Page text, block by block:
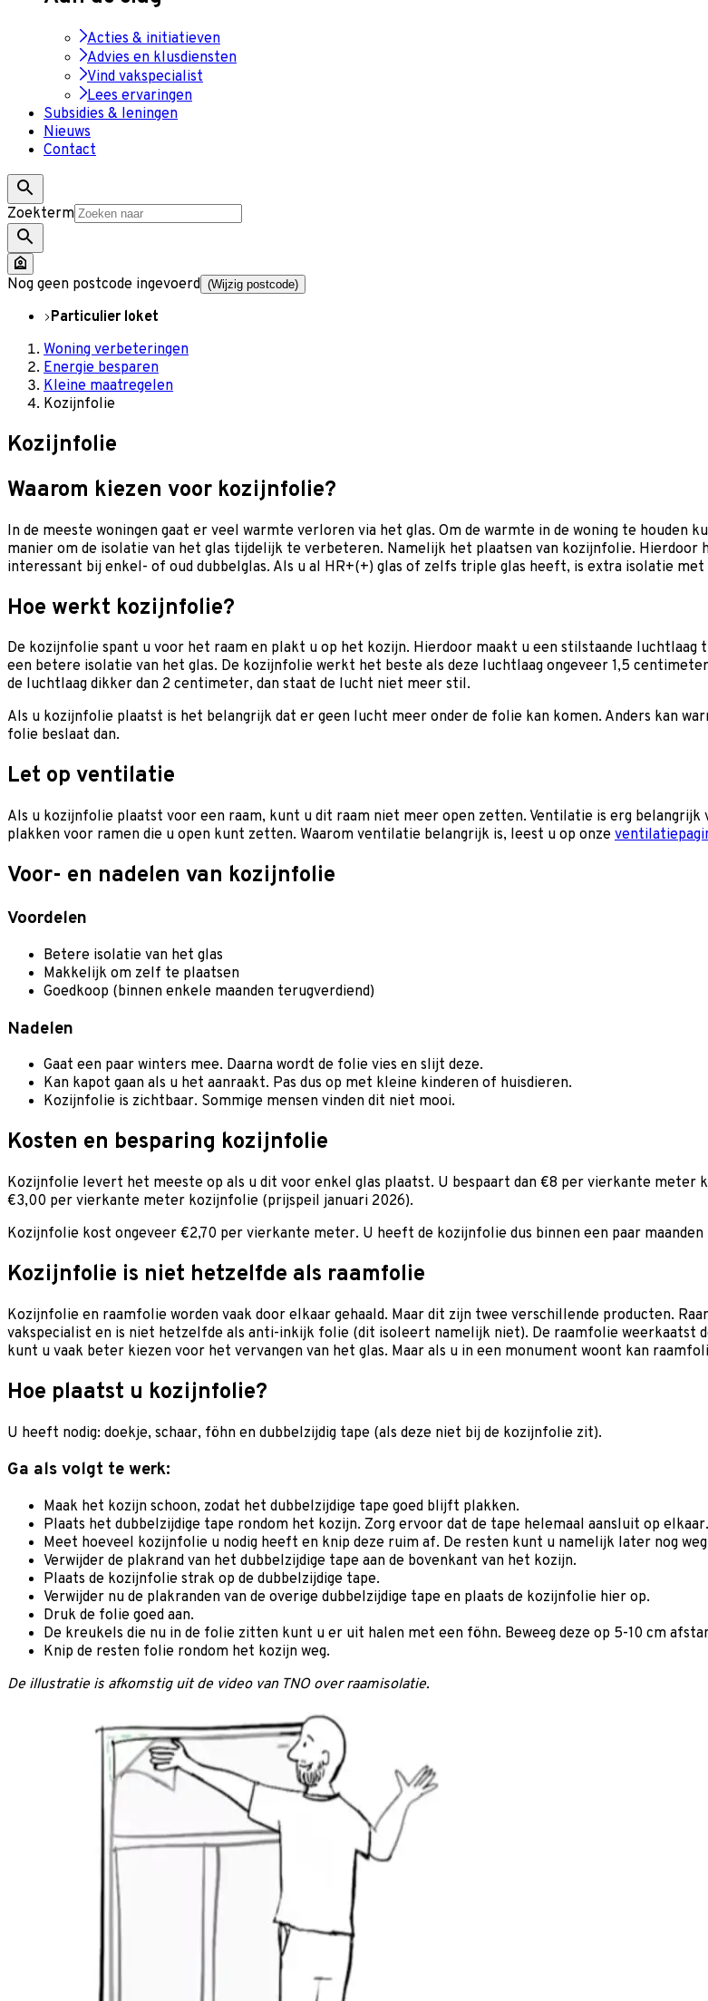
Acties & initiatieven
Advies en klusdiensten
Vind vakspecialist
Lees ervaringen
Subsidies & leningen
Nieuws
Contact
Zoekterm
Nog geen postcode ingevoerd (Wijzig postcode)
Particulier loket
Woning verbeteringen
Energie besparen
Kleine maatregelen
Kozijnfolie
Kozijnfolie
Waarom kiezen voor kozijnfolie?
In de meeste woningen gaat er veel warmte verloren via het glas. Om de warmte in de woning te houden
manier om de isolatie van het glas tijdelijk te verbeteren. Namelijk het plaatsen van kozijnfolie.
interessant bij enkel- of oud dubbelglas. Als u al HR+(+) glas of zelfs triple glas heeft, is extra isolatie
Hoe werkt kozijnfolie?
De kozijnfolie spant u voor het raam en plakt u op het kozijn. Hierdoor maakt u een stilstaande
een betere isolatie van het glas. De kozijnfolie werkt het beste als deze luchtlaag ongeveer 1,5
de luchtlaag dikker dan 2 centimeter, dan staat de lucht niet meer stil.
Als u kozijnfolie plaatst is het belangrijk dat er geen lucht meer onder de folie kan komen. Anders kan
folie beslaat dan.
Let op ventilatie
Als u kozijnfolie plaatst voor een raam, kunt u dit raam niet meer open zetten. Ventilatie is erg
plakken voor ramen die u open kunt zetten. Waarom ventilatie belangrijk is, leest u op onze
Voor- en nadelen van kozijnfolie
Voordelen
Betere isolatie van het glas
Makkelijk om zelf te plaatsen
Goedkoop (binnen enkele maanden terugverdiend)
Nadelen
Gaat een paar winters mee. Daarna wordt de folie vies en slijt deze.
Kan kapot gaan als u het aanraakt. Pas dus op met kleine kinderen of huisdieren.
Kozijnfolie is zichtbaar. Sommige mensen vinden dit niet mooi.
Kosten en besparing kozijnfolie
Kozijnfolie levert het meeste op als u dit voor enkel glas plaatst. U bespaart dan €8 per vierkante meter
€3,00 per vierkante meter kozijnfolie (prijspeil januari 2026).
Kozijnfolie kost ongeveer €2,70 per vierkante meter. U heeft de kozijnfolie dus binnen een paar
Kozijnfolie is niet hetzelfde als raamfolie
Kozijnfolie en raamfolie worden vaak door elkaar gehaald. Maar dit zijn twee verschillende producten.
vakspecialist en is niet hetzelfde als anti-inkijk folie (dit isoleert namelijk niet). De raamfolie weerkaatst
kunt u vaak beter kiezen voor het vervangen van het glas. Maar als u in een monument woont kan
Hoe plaatst u kozijnfolie?
U heeft nodig: doekje, schaar, föhn en dubbelzijdig tape (als deze niet bij de kozijnfolie zit).
Ga als volgt te werk:
Maak het kozijn schoon, zodat het dubbelzijdige tape goed blijft plakken.
Plaats het dubbelzijdige tape rondom het kozijn. Zorg ervoor dat de tape helemaal aansluit op
Meet hoeveel kozijnfolie u nodig heeft en knip deze ruim af. De resten kunt u namelijk later nog
Verwijder de plakrand van het dubbelzijdige tape aan de bovenkant van het kozijn.
Plaats de kozijnfolie strak op de dubbelzijdige tape.
Verwijder nu de plakranden van de overige dubbelzijdige tape en plaats de kozijnfolie hier op.
Druk de folie goed aan.
De kreukels die nu in de folie zitten kunt u er uit halen met een föhn. Beweeg deze op 5-10 cm
Knip de resten folie rondom het kozijn weg.
De illustratie is afkomstig uit de video van TNO over raamisolatie.